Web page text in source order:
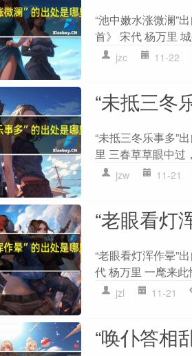
“池中嫩水涨微澜”
首》 宋代 杨万里
jzc 11-22
“未抵三冬
“未抵三冬乐事多”
里 三春草草眼中过
jzw 11-21
“老眼看灯
“老眼看灯浑作晕”
代 杨万里 一麾来
jzl 11-21
“唤仆答相